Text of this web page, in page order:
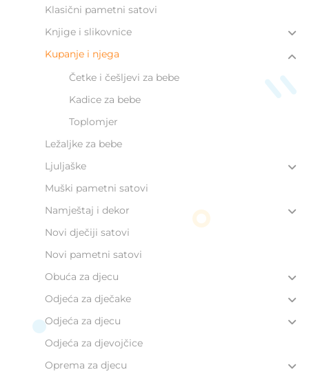
Klasični pametni satovi
Knjige i slikovnice
Kupanje i njega
Četke i češljevi za bebe
Kadice za bebe
Toplomjer
Ležaljke za bebe
Ljuljaške
Muški pametni satovi
Namještaj i dekor
Novi dječiji satovi
Novi pametni satovi
Obuća za djecu
Odjeća za dječake
Odjeća za djecu
Odjeća za djevojčice
Oprema za djecu